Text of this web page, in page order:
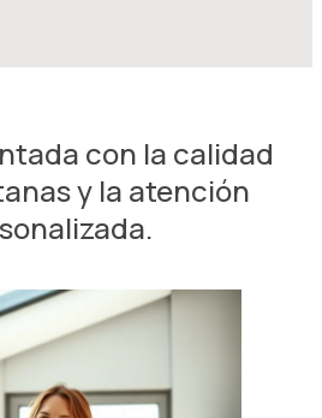
con la calidad
y la atención